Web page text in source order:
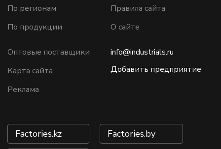
По регионам
По продукции
Правила сайта
О сайте
Оптовые поставщики
Карта сайта
Реклама
info@industrials.ru
Добавить предприятие
Factories.kz Factories.by